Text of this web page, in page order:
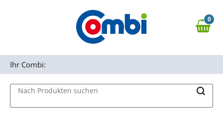
Zur Navigation springen
0,00 €
0
Nach Produkten suchen
Ihr Combi: